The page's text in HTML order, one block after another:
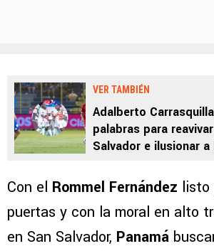
VER TAMBIÉN
Adalberto
palabras para
Salvador e ilusionar
Con el Rommel Fernández listo
puertas y con la moral en alto
en San Salvador, Panamá